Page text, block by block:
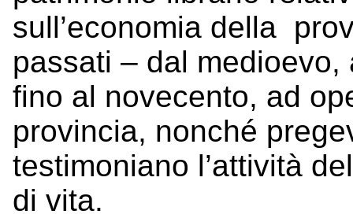
sull’economia della
passati – dal
fino al novecento, ad
provincia, nonché
testimoniano l’attività
di vita.